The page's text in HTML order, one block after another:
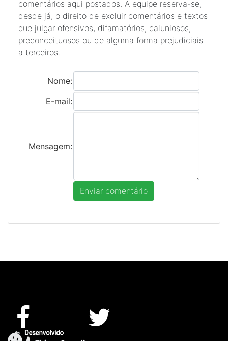
comentários aqui postados. A equipe reserva-se,
desde já, o direito de excluir comentários e textos
que julgar ofensivos, difamatórios, caluniosos,
preconceituosos ou de alguma forma prejudiciais
a terceiros.
Nome:
E-mail:
Mensagem: